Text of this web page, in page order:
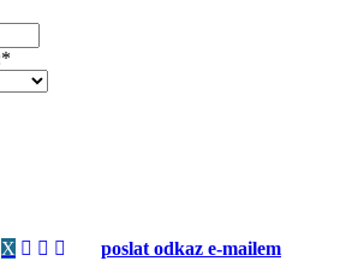
X poslat odkaz e-mailem